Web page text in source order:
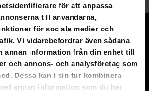
för att anpassa
till användarna,
för sociala medier och
Vi vidarebefordrar även sådana
annan information från din enhet till
och annons- och analysföretag som
Dessa kan i sin tur kombinera
annan information som du har